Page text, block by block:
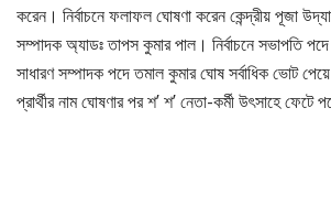
করেন। নির্বাচনে ফলাফল ঘোষণা করেন কেন্দ্রীয় পূজা
সম্পাদক অ্যাডঃ তাপস কুমার পাল। নির্বাচনে সভাপতি পদে
সাধারণ সম্পাদক পদে তমাল কুমার ঘোষ সর্বাধিক ভোট
প্রার্থীর নাম ঘোষণার পর শ’ শ’ নেতা-কর্মী উৎসাহে ফেটে